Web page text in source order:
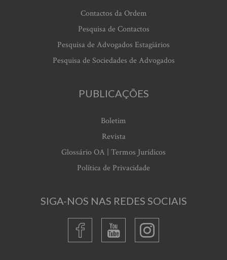
Contactos da Ordem
Pesquisa de Contactos
Pesquisa de Advogados Estagiários
Pesquisa de Sociedades de Advogados
PUBLICAÇÕES
Boletim
Revista
Glossário OA | Termos Jurídicos
Política de Privacidade
SIGA-NOS NAS REDES SOCIAIS